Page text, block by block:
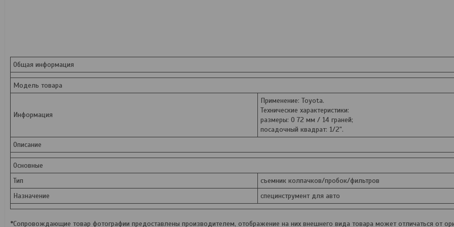
Общая информация
Модель товара
Информация
Применение: Toyota.
Технические характеристики:
размеры: O 72 мм / 14 граней;
посадочный квадрат: 1/2".
Описание
Основные
Тип
съемник колпачков/пробок/фильтров
Назначение
специнструмент для авто
*Сопровождающие товар фотографии предоставлены производителем, отображение на них внешнего вида товара может отличаться от